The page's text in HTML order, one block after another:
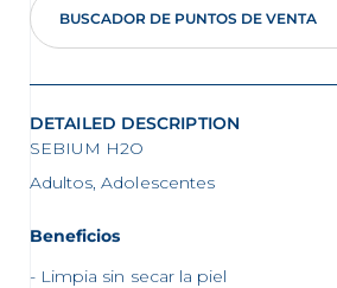
BUSCADOR DE PUNTOS DE VENTA
DETAILED DESCRIPTION
SEBIUM H2O
Adultos, Adolescentes
Beneficios
Limpia sin secar la piel